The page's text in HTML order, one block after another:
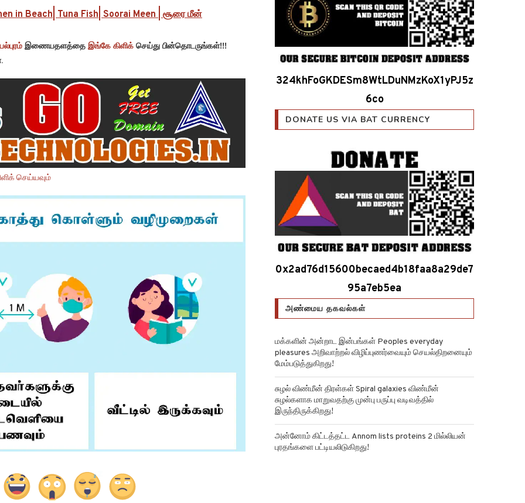
in Beach| Tuna Fish| Soorai Meen | சூரை மீன்
இணையதளத்தை இங்கே கிளிக் செய்து பின்தொடருங்கள்!!!
செய்யவும்
324khFoGKDESm8WtLDuNMzKoX1yPJ5z
6co
DONATE US VIA BAT CURRENCY
0x2ad76d15600becaed4b18faa8a29de7
95a7eb5ea
அண்மைய தகவல்கள்
மக்களின் அன்றாட இன்பங்கள் Peoples everyday
pleasures அறிவாற்றல் விழிப்புணர்வையும் செயல்திறனையும்
மேம்படுத்துகிறது!
சுழல் விண்மீன் திரள்கள் Spiral galaxies விண்மீன்
சுழல்களாக மாறுவதற்கு முன்பு பருப்பு வடிவத்தில்
இருந்திருக்கிறது!
அன்னோம் கிட்டத்தட்ட Annom lists proteins 2 மில்லியன்
புரதங்களை பட்டியலிடுகிறது!